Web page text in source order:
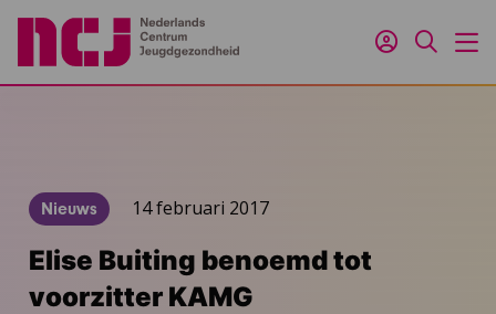
Inloggen
Zoeken
Nieuws 14 februari 2017
Elise Buiting benoemd tot
voorzitter KAMG